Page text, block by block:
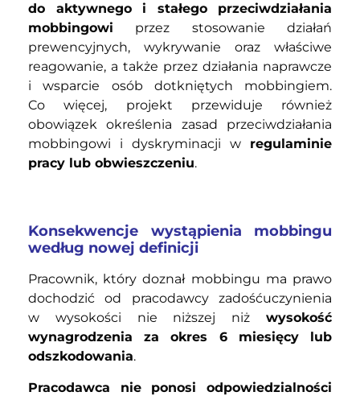
do aktywnego i stałego przeciwdziałania
mobbingowi przez stosowanie działań
prewencyjnych, wykrywanie oraz właściwe
reagowanie, a także przez działania naprawcze
i wsparcie osób dotkniętych mobbingiem.
Co więcej, projekt przewiduje również
obowiązek określenia zasad przeciwdziałania
mobbingowi i dyskryminacji w regulaminie
pracy lub obwieszczeniu.
Konsekwencje wystąpienia mobbingu
według nowej definicji
Pracownik, który doznał mobbingu ma prawo
dochodzić od pracodawcy zadośćuczynienia
w wysokości nie niższej niż wysokość
wynagrodzenia za okres 6 miesięcy lub
odszkodowania.
Pracodawca nie ponosi odpowiedzialności